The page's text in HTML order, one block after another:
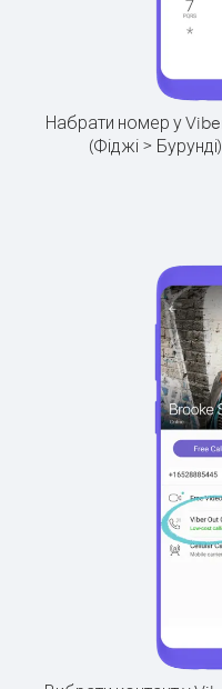
Набрати номер у
(Фіджі >